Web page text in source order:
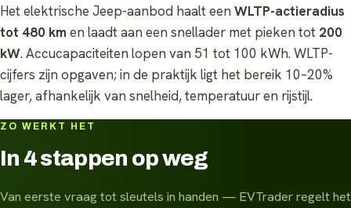
Het elektrische Jeep-aanbod haalt een WLTP-actieradius
tot 480 km en laadt aan een snellader met pieken tot 200
kW. Accucapaciteiten lopen van 51 tot 100 kWh. WLTP-
cijfers zijn opgaven; in de praktijk ligt het bereik 10–20%
lager, afhankelijk van snelheid, temperatuur en rijstijl.
ZO WERKT HET
In 4 stappen op weg
Van eerste vraag tot sleutels in handen — EVTrader regelt het